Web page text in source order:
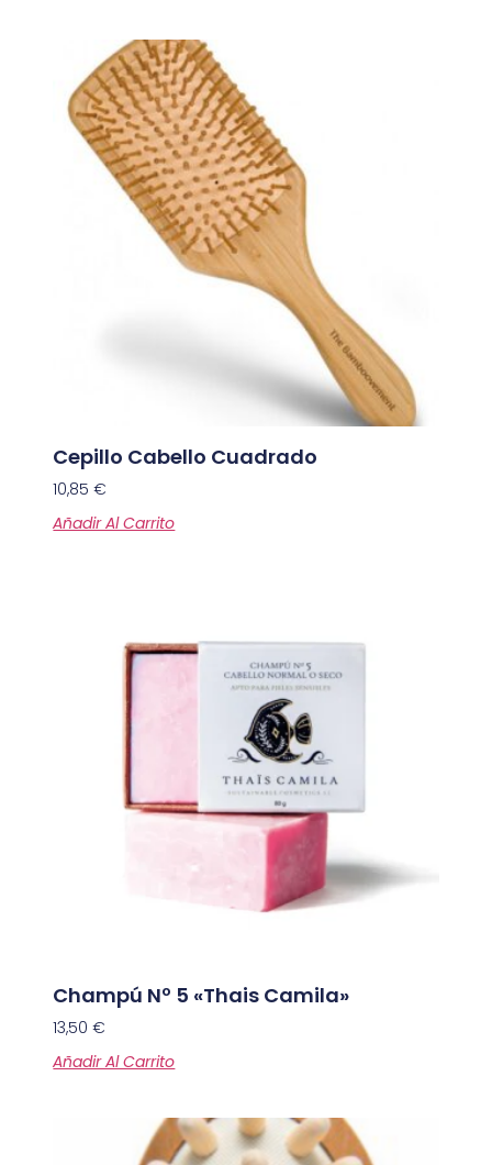
Cepillo Cabello Cuadrado
10,85€
Añadir Al Carrito
Champú Nº 5 «Thais Camila»
13,50€
Añadir Al Carrito